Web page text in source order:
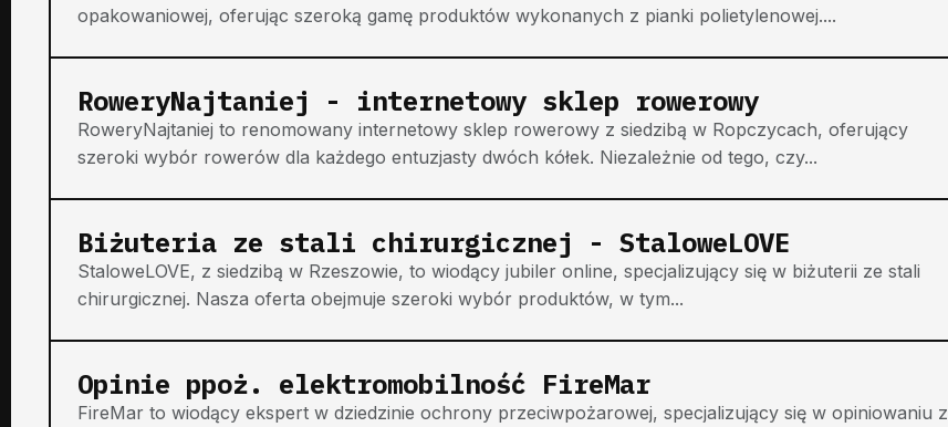
opakowaniowej, oferując szeroką gamę produktów wykonanych z pianki polietylenowej....
RoweryNajtaniej - internetowy sklep rowerowy
RoweryNajtaniej to renomowany internetowy sklep rowerowy z siedzibą w Ropczycach, oferujący
szeroki wybór rowerów dla każdego entuzjasty dwóch kółek. Niezależnie od tego, czy...
Biżuteria ze stali chirurgicznej - StaloweLOVE
StaloweLOVE, z siedzibą w Rzeszowie, to wiodący jubiler online, specjalizujący się w biżuterii ze stali
chirurgicznej. Nasza oferta obejmuje szeroki wybór produktów, w tym...
Opinie ppoż. elektromobilność FireMar
FireMar to wiodący ekspert w dziedzinie ochrony przeciwpożarowej, specjalizujący się w opiniowaniu z